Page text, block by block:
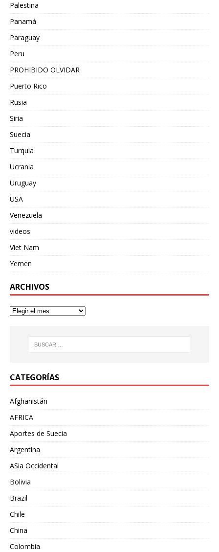
Palestina
Panamá
Paraguay
Peru
PROHIBIDO OLVIDAR
Puerto Rico
Rusia
Siria
Suecia
Turquia
Ucrania
Uruguay
USA
Venezuela
videos
Viet Nam
Yemen
ARCHIVOS
CATEGORÍAS
Afghanistán
AFRICA
Aportes de Suecia
Argentina
ASia Occidental
Bolivia
Brazil
Chile
China
Colombia